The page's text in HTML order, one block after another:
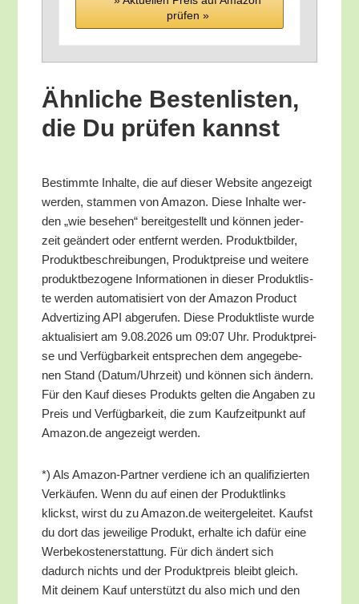
prü­fen »
Ähn­li­che Bes­ten­lis­ten,
die Du prü­fen kannst
Bestimm­te Inhal­te, die auf die­ser Web­site ange­zeigt
wer­den, stam­men von Ama­zon. Die­se Inhal­te wer­
den „wie bese­hen“ bereit­ge­stellt und kön­nen jeder­
zeit geän­dert oder ent­fernt wer­den. Pro­dukt­bil­der,
Pro­dukt­be­schrei­bun­gen, Pro­dukt­prei­se und wei­te­re
pro­dukt­be­zo­ge­ne Infor­ma­tio­nen in die­ser Pro­dukt­lis­
te wer­den auto­ma­ti­siert von der Ama­zon Pro­duct
Adver­tiz­ing API abge­ru­fen. Die­se Pro­dukt­lis­te wur­de
aktua­li­siert am 9.08.2026 um 09:07 Uhr. Pro­dukt­prei­
se und Ver­füg­bar­keit ent­spre­chen dem ange­ge­be­
nen Stand (Datum/​Uhrzeit) und kön­nen sich ändern.
Für den Kauf die­ses Pro­dukts gel­ten die Anga­ben zu
Preis und Ver­füg­bar­keit, die zum Kauf­zeit­punkt auf
Amazon.de ange­zeigt werden.
*) Als Ama­zon-Part­ner ver­die­ne ich an qua­li­fi­zier­ten
Ver­käu­fen. Wenn du auf einen der Pro­dukt­links
klickst, wirst du zu Amazon.de wei­ter­ge­lei­tet. Kaufst
du dort das jewei­li­ge Pro­dukt, erhal­te ich dafür eine
Wer­be­kos­ten­er­stat­tung. Für dich ändert sich
dadurch nichts und der Pro­dukt­preis bleibt gleich.
Mit dei­nem Kauf unter­stützt du also mich und den